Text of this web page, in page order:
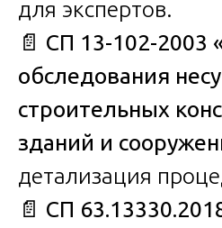
для экспертов.
📄 СП 13-102-2003
обследования
строительных
зданий и
детализация
📄 СП